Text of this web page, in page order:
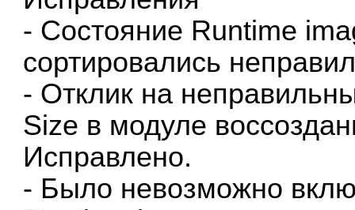
- Состояние Runtime
сортировались
- Отклик на
Size в модуле
Исправлено.
- Было невозможно